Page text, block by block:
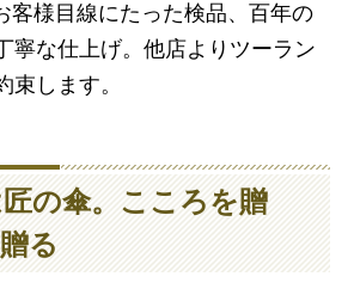
客様目線にたった検品、百年の
寧な仕上げ。 他店よりツーラン
約束します。
匠の傘。こころを贈
る